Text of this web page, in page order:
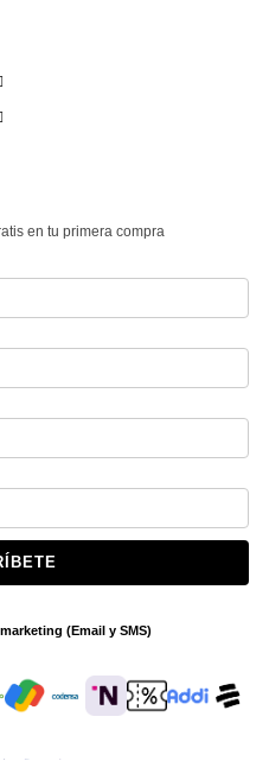
en tu primera compra
(Email y SMS)